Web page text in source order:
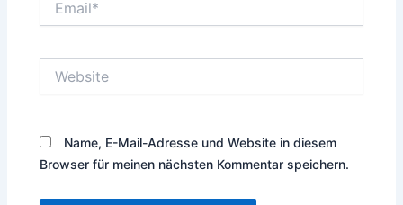
Name, E-Mail-Adresse und Website in diesem
Browser für meinen nächsten Kommentar speichern.